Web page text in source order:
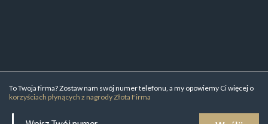
To Twoja firma? Zostaw nam swój numer telefonu, a my opowiemy Ci więcej o
korzyściach płynących z nagrody Złota Firma